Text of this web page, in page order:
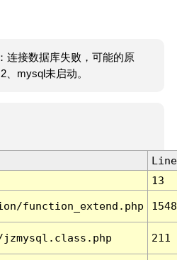
连接数据库失败，可能的原
、mysql未启动。
Line
13
function_extend.php 1548
211